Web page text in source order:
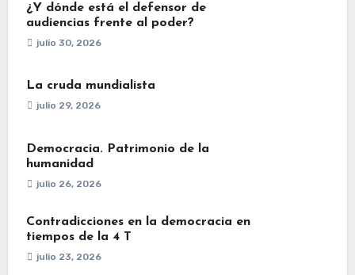
¿Y dónde está el defensor de
audiencias frente al poder?
julio 30, 2026
La cruda mundialista
julio 29, 2026
Democracia. Patrimonio de la
humanidad
julio 26, 2026
Contradicciones en la democracia en
tiempos de la 4 T
julio 23, 2026